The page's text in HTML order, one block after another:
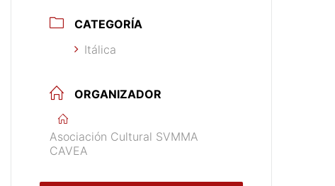
CATEGORÍA
Itálica
ORGANIZADOR
Asociación Cultural SVMMA
CAVEA